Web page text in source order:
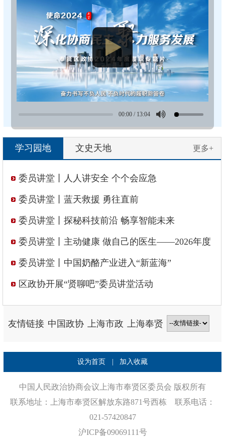
00:00 / 13:04
更多+
学习园地 文史天地
委员讲堂丨人人讲安全 个个会应急
委员讲堂丨蓝天救援 勇往直前
委员讲堂丨探秘科技前沿 畅享智能未来
委员讲堂丨主动健康 做自己的医生——2026年度
区政协“贤聊吧”委员讲堂开讲啦！
委员讲堂丨中国奶酪产业进入“新蓝海”
区政协开展“贤聊吧”委员讲堂活动
友情链接 中国政协 上海市政
协
上海奉贤
门户网站
设为首页 加入收藏
中国人民政治协商会议上海市奉贤区委员会 版权所有
联系地址：上海市奉贤区解放东路871号西栋 联系电话：
021-57420847
沪ICP备09069111号